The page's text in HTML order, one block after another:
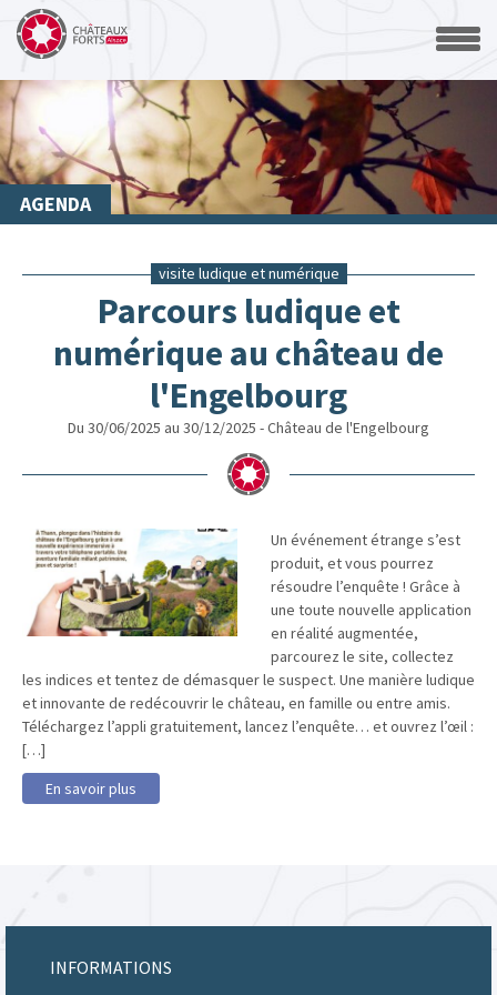
AGENDA
visite ludique et numérique
Parcours ludique et
numérique au château de
l'Engelbourg
Du 30/06/2025 au 30/12/2025 - Château de l'Engelbourg
Un événement étrange s’est
produit, et vous pourrez
résoudre l’enquête ! Grâce à
une toute nouvelle application
en réalité augmentée,
parcourez le site, collectez
les indices et tentez de démasquer le suspect. Une manière ludique
et innovante de redécouvrir le château, en famille ou entre amis.
Téléchargez l’appli gratuitement, lancez l’enquête… et ouvrez l’œil :
[…]
En savoir plus
INFORMATIONS